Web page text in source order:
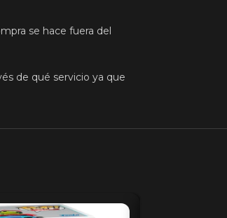
se hace fuera del
de qué servicio ya que